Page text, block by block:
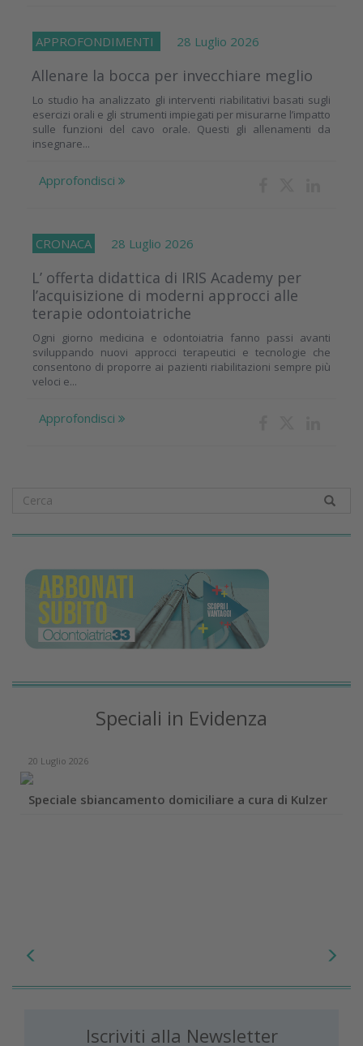
APPROFONDIMENTI 28 Luglio 2026
Allenare la bocca per invecchiare meglio
Lo studio ha analizzato gli interventi riabilitativi basati sugli
esercizi orali e gli strumenti impiegati per misurarne l’impatto
sulle funzioni del cavo orale. Questi gli allenamenti da
insegnare...
Approfondisci
CRONACA 28 Luglio 2026
L’ offerta didattica di IRIS Academy per
l’acquisizione di moderni approcci alle
terapie odontoiatriche
Ogni giorno medicina e odontoiatria fanno passi avanti
sviluppando nuovi approcci terapeutici e tecnologie che
consentono di proporre ai pazienti riabilitazioni sempre più
veloci e...
Approfondisci
Speciali in Evidenza
20 Luglio 2026
Speciale sbiancamento domiciliare a cura di Kulzer
Iscriviti alla Newsletter